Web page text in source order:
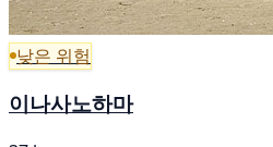
낮은 위험
이나사노하마